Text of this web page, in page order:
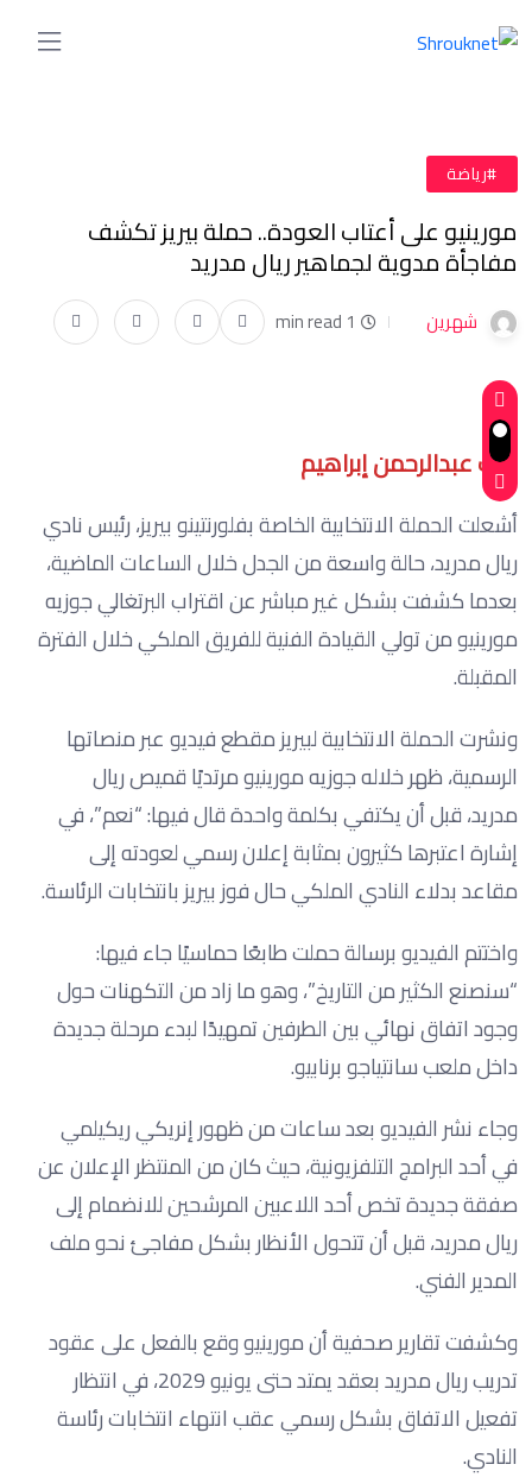
#رياضة
مورينيو على أعتاب العودة.. حملة بيريز تكشف
مفاجأة مدوية لجماهير ريال مدريد
شهرين 1 min read
كتب عبدالرحمن إبراهيم
أشعلت الحملة الانتخابية الخاصة بفلورنتينو بيريز، رئيس نادي
ريال مدريد، حالة واسعة من الجدل خلال الساعات الماضية،
بعدما كشفت بشكل غير مباشر عن اقتراب البرتغالي جوزيه
مورينيو من تولي القيادة الفنية للفريق الملكي خلال الفترة
المقبلة.
ونشرت الحملة الانتخابية لبيريز مقطع فيديو عبر منصاتها
الرسمية، ظهر خلاله جوزيه مورينيو مرتديًا قميص ريال
مدريد، قبل أن يكتفي بكلمة واحدة قال فيها: “نعم”، في
إشارة اعتبرها كثيرون بمثابة إعلان رسمي لعودته إلى
مقاعد بدلاء النادي الملكي حال فوز بيريز بانتخابات الرئاسة.
واختتم الفيديو برسالة حملت طابعًا حماسيًا جاء فيها:
“سنصنع الكثير من التاريخ”، وهو ما زاد من التكهنات حول
وجود اتفاق نهائي بين الطرفين تمهيدًا لبدء مرحلة جديدة
داخل ملعب سانتياجو برنابيو.
وجاء نشر الفيديو بعد ساعات من ظهور إنريكي ريكيلمي
في أحد البرامج التلفزيونية، حيث كان من المنتظر الإعلان عن
صفقة جديدة تخص أحد اللاعبين المرشحين للانضمام إلى
ريال مدريد، قبل أن تتحول الأنظار بشكل مفاجئ نحو ملف
المدير الفني.
وكشفت تقارير صحفية أن مورينيو وقع بالفعل على عقود
تدريب ريال مدريد بعقد يمتد حتى يونيو 2029، في انتظار
تفعيل الاتفاق بشكل رسمي عقب انتهاء انتخابات رئاسة
النادي.